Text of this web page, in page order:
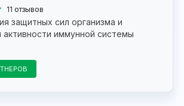
11 отзывов
защитных сил организма и
иммунной системы